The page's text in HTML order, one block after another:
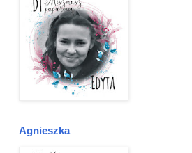
Agnieszka